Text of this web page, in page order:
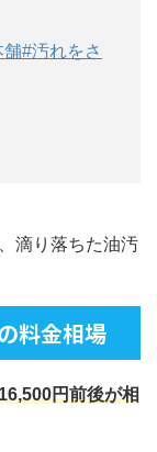
舗#汚れをさ
滴り落ちた油汚
料金相場
円前後が相